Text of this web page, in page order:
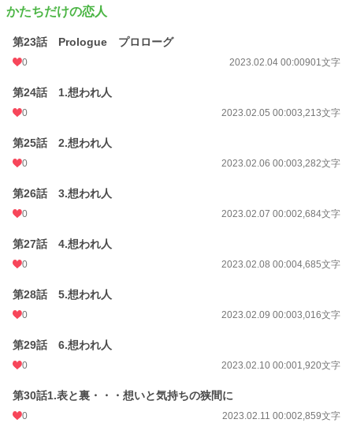
かたちだけの恋人
第23話 Prologue プロローグ
0 2023.02.04 00:00901文字
第24話 1.想われ人
0 2023.02.05 00:003,213文字
第25話 2.想われ人
0 2023.02.06 00:003,282文字
第26話 3.想われ人
0 2023.02.07 00:002,684文字
第27話 4.想われ人
0 2023.02.08 00:004,685文字
第28話 5.想われ人
0 2023.02.09 00:003,016文字
第29話 6.想われ人
0 2023.02.10 00:001,920文字
第30話1.表と裏・・・想いと気持ちの狭間に
0 2023.02.11 00:002,859文字